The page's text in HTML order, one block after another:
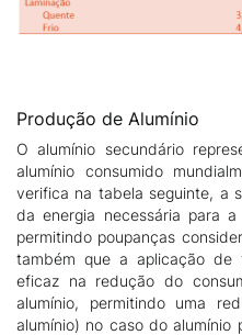
Produção de Alumínio
O alumínio secundário
alumínio consumido
verifica na tabela seguinte, a
da energia necessária para
permitindo poupanças
também que a aplicação de
eficaz na redução do
alumínio, permitindo uma
alumínio) no caso do